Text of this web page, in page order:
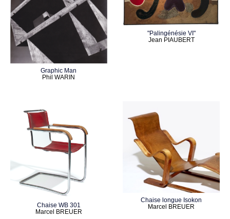
Graphic Man
Phil WARIN
"Palingénésie VI"
Jean PIAUBERT
Chaise WB 301
Marcel BREUER
Chaise longue Isokon
Marcel BREUER